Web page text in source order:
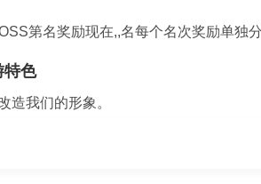
第名奖励现在,,名每个名次奖励单独分
特色
造我们的形象。
应对各种战役情况运用合适的战术和